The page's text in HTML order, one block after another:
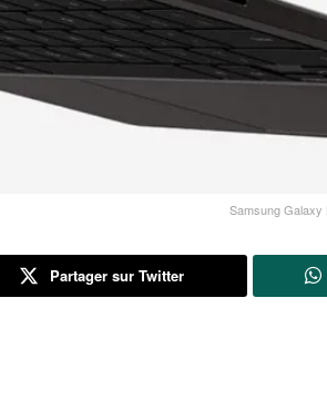
Samsung
Partager sur Twitter